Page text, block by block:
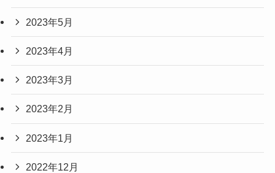
2023年5月
2023年4月
2023年3月
2023年2月
2023年1月
2022年12月